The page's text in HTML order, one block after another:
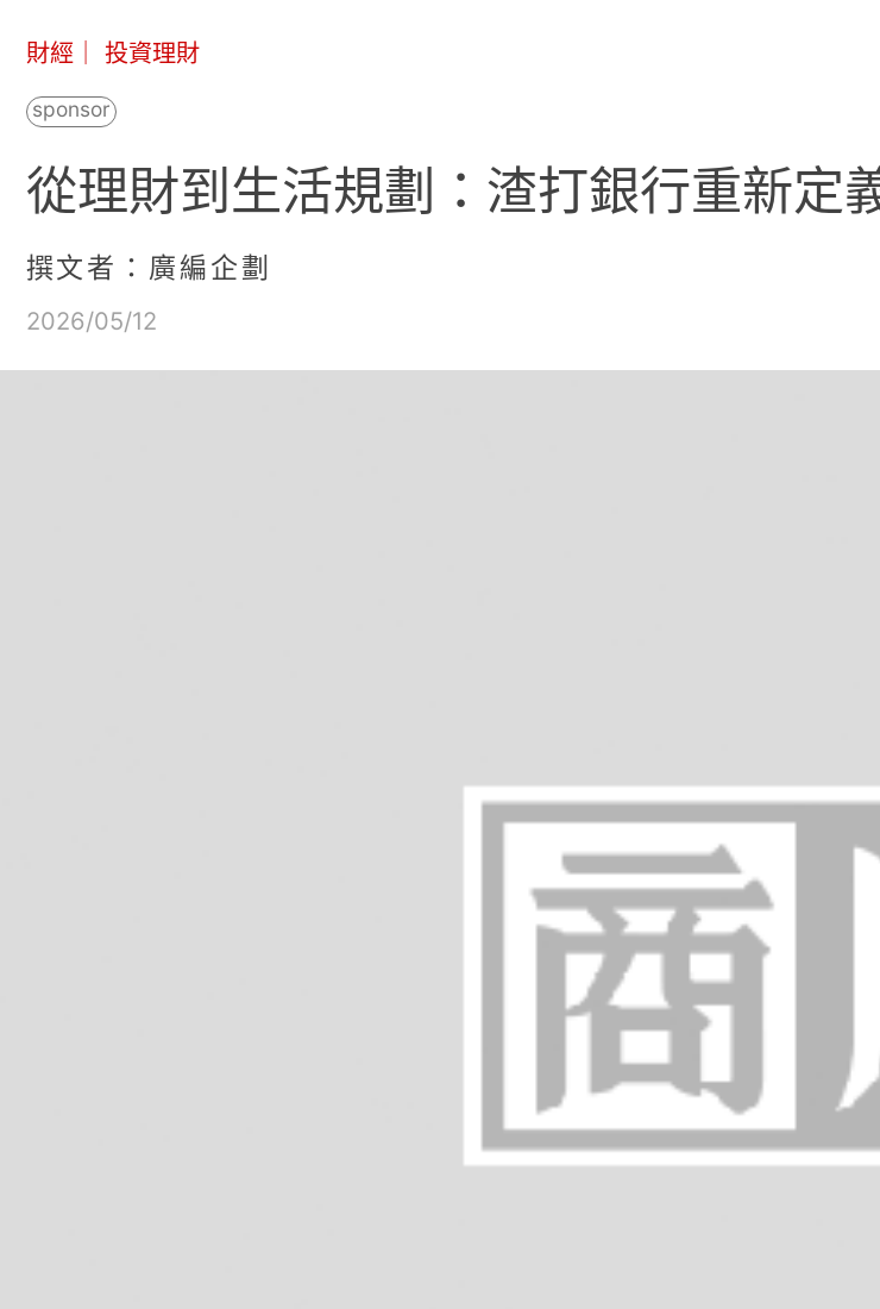
財經 投資理財
從理財到生活規劃：渣打銀行重新定
撰文者：廣編企劃
2026/05/12